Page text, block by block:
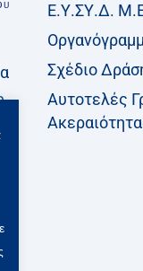
Ε.Υ.ΣΥ.Δ.
Σχέδιο
Αυτοτελές